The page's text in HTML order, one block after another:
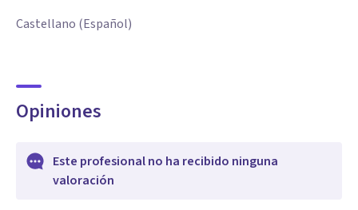
Castellano (Español)
Opiniones
Este profesional no ha recibido ninguna
valoración